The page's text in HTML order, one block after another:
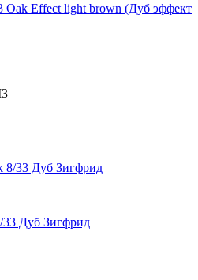
Oak Effect light brown (Дуб эффект
33 Дуб Зигфрид